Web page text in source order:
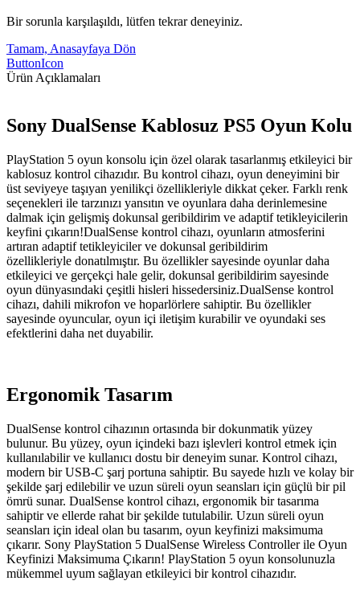
Bir sorunla karşılaşıldı, lütfen tekrar deneyiniz.
Tamam, Anasayfaya Dön
ButtonIcon
Ürün Açıklamaları
Sony DualSense Kablosuz PS5 Oyun Kolu
PlayStation 5 oyun konsolu için özel olarak tasarlanmış etkileyici bir
kablosuz kontrol cihazıdır. Bu kontrol cihazı, oyun deneyimini bir
üst seviyeye taşıyan yenilikçi özellikleriyle dikkat çeker. Farklı renk
seçenekleri ile tarzınızı yansıtın ve oyunlara daha derinlemesine
dalmak için gelişmiş dokunsal geribildirim ve adaptif tetikleyicilerin
keyfini çıkarın!DualSense kontrol cihazı, oyunların atmosferini
artıran adaptif tetikleyiciler ve dokunsal geribildirim
özellikleriyle donatılmıştır. Bu özellikler sayesinde oyunlar daha
etkileyici ve gerçekçi hale gelir, dokunsal geribildirim sayesinde
oyun dünyasındaki çeşitli hisleri hissedersiniz.DualSense kontrol
cihazı, dahili mikrofon ve hoparlörlere sahiptir. Bu özellikler
sayesinde oyuncular, oyun içi iletişim kurabilir ve oyundaki ses
efektlerini daha net duyabilir.
Ergonomik Tasarım
DualSense kontrol cihazının ortasında bir dokunmatik yüzey
bulunur. Bu yüzey, oyun içindeki bazı işlevleri kontrol etmek için
kullanılabilir ve kullanıcı dostu bir deneyim sunar. Kontrol cihazı,
modern bir USB-C şarj portuna sahiptir. Bu sayede hızlı ve kolay bir
şekilde şarj edilebilir ve uzun süreli oyun seansları için güçlü bir pil
ömrü sunar. DualSense kontrol cihazı, ergonomik bir tasarıma
sahiptir ve ellerde rahat bir şekilde tutulabilir. Uzun süreli oyun
seansları için ideal olan bu tasarım, oyun keyfinizi maksimuma
çıkarır. Sony PlayStation 5 DualSense Wireless Controller ile Oyun
Keyfinizi Maksimuma Çıkarın! PlayStation 5 oyun konsolunuzla
mükemmel uyum sağlayan etkileyici bir kontrol cihazıdır.